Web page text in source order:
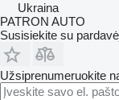
Ukraina
PATRON AUTO
Susisiekite su
Užsiprenumeruokite